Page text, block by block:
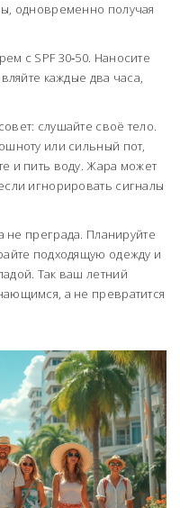
одновременно получая
с SPF 30‑50. Наносите
каждые два часа,
слушайте своё тело.
или сильный пот,
и пить воду. Жара может
игнорировать сигналы
не преграда. Планируйте
подходящую одежду и
Так ваш летний
а не превратится